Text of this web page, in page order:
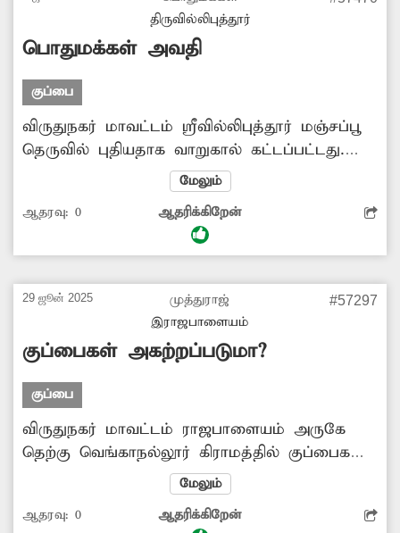
அதிகாரிகள் நடவடிக்கை எடுக்க வேண்டும்.
திருவில்லிபுத்தூர்
பொதுமக்கள் அவதி
குப்பை
விருதுநகர் மாவட்டம் ஸ்ரீவில்லிபுத்தூர் மஞ்சப்பூ
தெருவில் புதியதாக வாறுகால் கட்டப்பட்டது.
அப்போது தோண்டப்பட்ட மண் சரியாக
அள்ளப்படவில்லை. அதனால் அதில் இருந்து
அப்பகுதியில் புழுதி பறக்கிறது. இதனால் அந்த
சாலையில் பயணிக்கும் வாகன ஓட்டிகள் மற்றும்
மேலும் இதனால் விபத்து ஏற்படும் அபாயம்
உள்ளது. எனவே சம்பந்தப்பட்ட அதிகாரிகள்
விரைந்து நடவடிக்கை எடுக்க வேண்டும்.
மேலும்
ஆதரவு: 0 ஆதரிக்கிறேன்
29 ஜூன் 2025
முத்துராஜ்
இராஜபாளையம்
#57297
குப்பைகள் அகற்றப்படுமா?
குப்பை
விருதுநகர் மாவட்டம் ராஜபாளையம் அருகே
தெற்கு வெங்காநல்லூர் கிராமத்தில் குப்பைகள்
குவிந்து கிடக்கிறது. இதனால் அப்பகுதியில்
அதனை கடந்து செல்லும் பொதுமக்கள் மற்றும்
மேலும்
ஆதரவு: 0 ஆதரிக்கிறேன்